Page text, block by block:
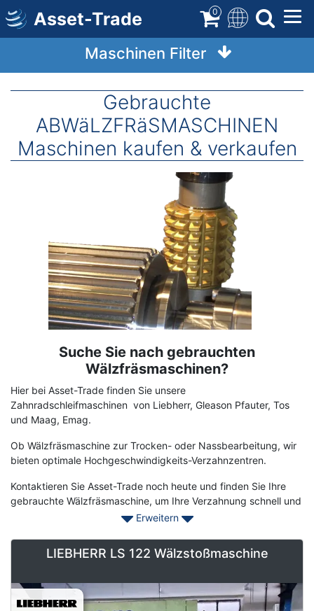
Direkt
zum
Inhalt
Asset-Trade 0
Maschinen Filter
Gebrauchte
ABWäLZFRäSMASCHINEN
Maschinen kaufen & verkaufen
Suche Sie nach gebrauchten
Wälzfräsmaschinen?
Hier bei Asset-Trade finden Sie unsere
Zahnradschleifmaschinen von Liebherr, Gleason Pfauter, Tos
und Maag, Emag.
Ob Wälzfräsmaschine zur Trocken- oder Nassbearbeitung, wir
bieten optimale Hochgeschwindigkeits-Verzahnzentren.
Kontaktieren Sie Asset-Trade noch heute und finden Sie Ihre
gebrauchte Wälzfräsmaschine, um Ihre Verzahnung schnell und
kostengünstig in Form zu bringen
Erweitern
LIEBHERR LS 122 Wälzstoßmaschine